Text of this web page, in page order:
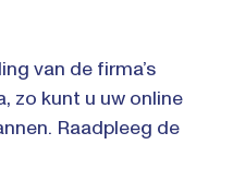
van de firma’s
zo kunt u uw online
Raadpleeg de